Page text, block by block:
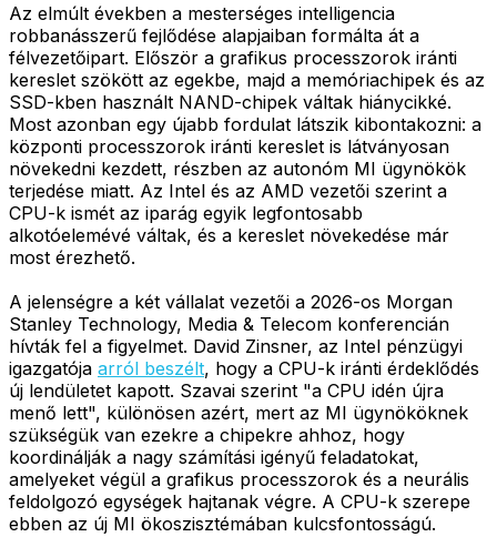
Az elmúlt években a mesterséges intelligencia
robbanásszerű fejlődése alapjaiban formálta át a
félvezetőipart. Először a grafikus processzorok iránti
kereslet szökött az egekbe, majd a memóriachipek és az
SSD-kben használt NAND-chipek váltak hiánycikké.
Most azonban egy újabb fordulat látszik kibontakozni: a
központi processzorok iránti kereslet is látványosan
növekedni kezdett, részben az autonóm MI ügynökök
terjedése miatt. Az Intel és az AMD vezetői szerint a
CPU-k ismét az iparág egyik legfontosabb
alkotóelemévé váltak, és a kereslet növekedése már
most érezhető.
A jelenségre a két vállalat vezetői a 2026-os Morgan
Stanley Technology, Media & Telecom konferencián
hívták fel a figyelmet. David Zinsner, az Intel pénzügyi
igazgatója arról beszélt, hogy a CPU-k iránti érdeklődés
új lendületet kapott. Szavai szerint "a CPU idén újra
menő lett", különösen azért, mert az MI ügynököknek
szükségük van ezekre a chipekre ahhoz, hogy
koordinálják a nagy számítási igényű feladatokat,
amelyeket végül a grafikus processzorok és a neurális
feldolgozó egységek hajtanak végre. A CPU-k szerepe
ebben az új MI ökoszisztémában kulcsfontosságú.